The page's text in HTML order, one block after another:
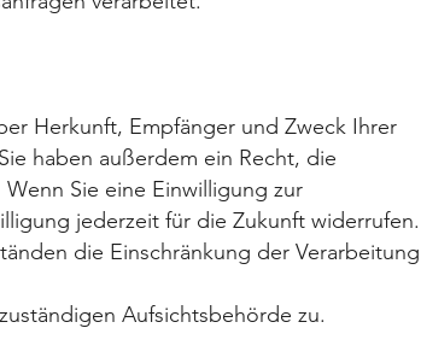
Herkunft, Empfänger und Zweck Ihrer
haben außerdem ein Recht, die
Sie eine Einwilligung zur
jederzeit für die Zukunft widerrufen.
die Einschränkung der Verarbeitung
Aufsichtsbehörde zu.